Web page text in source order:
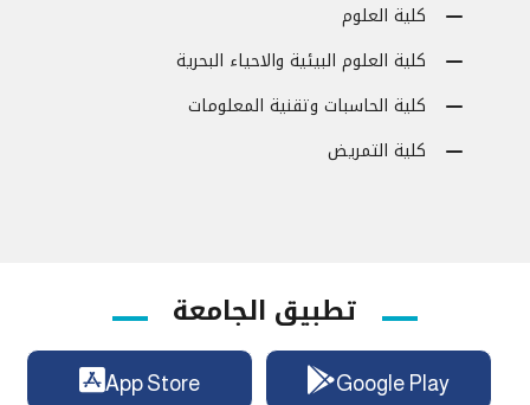
كلية العلوم
كلية العلوم البيئية والاحياء البحرية
كلية الحاسبات وتقنية المعلومات
كلية التمريض
تطبيق الجامعة
Google Play
App Store